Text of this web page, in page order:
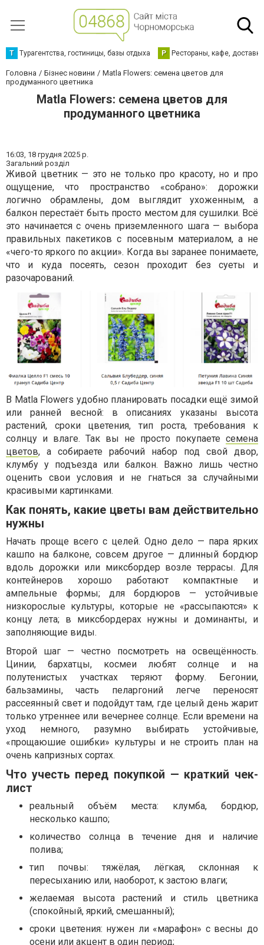
Т Турагентства, гостиницы, базы отдыха Р Рестораны, кафе,
Головна Бізнес новини
Matla Flowers: семена цветов для
продуманного цветника
Matla Flowers: семена цветов для
продуманного цветника
16:03, 18 грудня 2025 р.
Загальний розділ
Живой цветник — это не только про красоту, но и про
ощущение, что пространство «собрано»: дорожки
логично обрамлены, дом выглядит ухоженным, а
балкон перестаёт быть просто местом для сушилки. Всё
это начинается с очень приземленного шага — выбора
правильных пакетиков с посевным материалом, а не
«чего-то яркого по акции». Когда вы заранее понимаете,
что и куда посеять, сезон проходит без суеты и
разочарований.
В Matla Flowers удобно планировать посадки ещё зимой
или ранней весной: в описаниях указаны высота
растений, сроки цветения, тип роста, требования к
солнцу и влаге. Так вы не просто покупаете семена
цветов, а собираете рабочий набор под свой двор,
клумбу у подъезда или балкон. Важно лишь честно
оценить свои условия и не гнаться за случайными
красивыми картинками.
Как понять, какие цветы вам действительно
нужны
Начать проще всего с целей. Одно дело — пара ярких
кашпо на балконе, совсем другое — длинный бордюр
вдоль дорожки или миксбордер возле террасы. Для
контейнеров хорошо работают компактные и
ампельные формы; для бордюров — устойчивые
низкорослые культуры, которые не «рассыпаются» к
концу лета; в миксбордерах нужны и доминанты, и
заполняющие виды.
Второй шаг — честно посмотреть на освещённость.
Цинии, бархатцы, космеи любят солнце и на
полутенистых участках теряют форму. Бегонии,
бальзамины, часть пеларгоний легче переносят
рассеянный свет и подойдут там, где целый день жарит
только утреннее или вечернее солнце. Если времени на
уход немного, разумно выбирать устойчивые,
«прощаюшие ошибки» культуры и не строить план на
очень капризных сортах.
Что учесть перед покупкой — краткий чек-
лист
реальный объём места: клумба, бордюр,
несколько кашпо;
количество солнца в течение дня и наличие
полива;
тип почвы: тяжёлая, лёгкая, склонная к
пересыханию или, наоборот, к застою влаги;
желаемая высота растений и стиль цветника
(спокойный, яркий, смешанный);
сроки цветения: нужен ли «марафон» с весны до
осени или акцент в один период;